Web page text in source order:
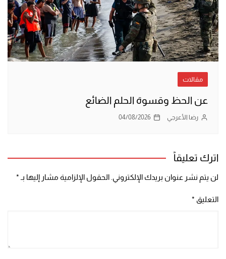
مقالات
عن الحظ وقسوة الحلم الضائع
رضا الأعرجي 04/08/2026
اترك تعليقاً
لن يتم نشر عنوان بريدك الإلكتروني. الحقول الإلزامية مشار إليها بـ *
التعليق *